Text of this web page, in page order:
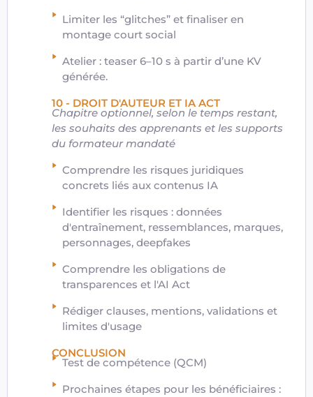
Limiter les “glitches” et finaliser en
montage court social
Atelier : teaser 6–10 s à partir d’une KV
générée.
10 - DROIT D'AUTEUR ET IA ACT
Chapitre optionnel, selon le temps restant,
les souhaits des apprenants et les supports
du formateur mandaté
Comprendre les risques juridiques
concrets liés aux contenus IA
Identifier les risques : données
d'entraînement, ressemblances, marques,
personnages, deepfakes
Comprendre les obligations de
transparences et l'AI Act
Rédiger clauses, mentions, validations et
limites d'usage
CONCLUSION
Test de compétence (QCM)
Prochaines étapes pour les bénéficiaires :